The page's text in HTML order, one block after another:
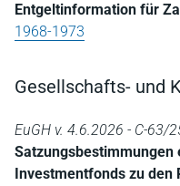
Entgeltinformation für
1968-1973
Gesellschafts- und
EuGH v. 4.6.2026 - C-63/
Satzungsbestimmungen
Investmentfonds zu